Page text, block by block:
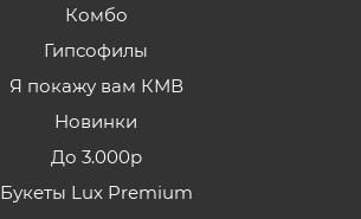
Комбо
Гипсофилы
Я покажу вам КМВ
Новинки
До 3.000р
Букеты Lux Premium